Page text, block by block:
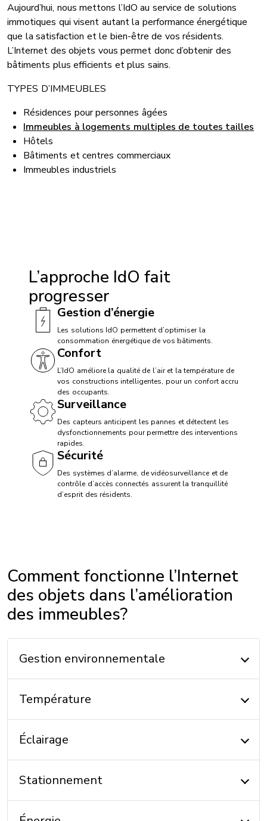
Aujourd’hui, nous mettons l’IdO au service de solutions
immotiques qui visent autant la performance énergétique
que la satisfaction et le bien-être de vos résidents.
L’Internet des objets vous permet donc d’obtenir des
bâtiments plus efficients et plus sains.
TYPES D’IMMEUBLES
Résidences pour personnes âgées
Immeubles à logements multiples de toutes tailles
Hôtels
Bâtiments et centres commerciaux
Immeubles industriels
L’approche IdO fait
progresser
Gestion d’énergie
Les solutions IdO permettent d’optimiser la
consommation énergétique de vos bâtiments.
Confort
L’IdO améliore la qualité de l’air et la température de
vos constructions intelligentes, pour un confort accru
des occupants.
Surveillance
Des capteurs anticipent les pannes et détectent les
dysfonctionnements pour permettre des interventions
rapides.
Sécurité
Des systèmes d’alarme, de vidéosurveillance et de
contrôle d’accès connectés assurent la tranquillité
d’esprit des résidents.
Comment fonctionne l’Internet
des objets dans l’amélioration
des immeubles?
Gestion environnementale
Température
Éclairage
Stationnement